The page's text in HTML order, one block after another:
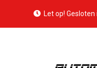
Let op!